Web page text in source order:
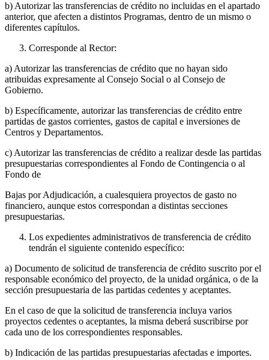
b) Autorizar las transferencias de crédito no incluidas en el apartado
anterior, que afecten a distintos Programas, dentro de un mismo o
diferentes capítulos.
Corresponde al Rector:
a) Autorizar las transferencias de crédito que no hayan sido
atribuidas expresamente al Consejo Social o al Consejo de
Gobierno.
b) Específicamente, autorizar las transferencias de crédito entre
partidas de gastos corrientes, gastos de capital e inversiones de
Centros y Departamentos.
c) Autorizar las transferencias de crédito a realizar desde las partidas
presupuestarias correspondientes al Fondo de Contingencia o al
Fondo de
Bajas por Adjudicación, a cualesquiera proyectos de gasto no
financiero, aunque estos correspondan a distintas secciones
presupuestarias.
Los expedientes administrativos de transferencia de crédito
tendrán el siguiente contenido específico:
a) Documento de solicitud de transferencia de crédito suscrito por el
responsable económico del proyecto, de la unidad orgánica, o de la
sección presupuestaria de las partidas cedentes y aceptantes.
En el caso de que la solicitud de transferencia incluya varios
proyectos cedentes o aceptantes, la misma deberá suscribirse por
cada uno de los correspondientes responsables.
b) Indicación de las partidas presupuestarias afectadas e importes.